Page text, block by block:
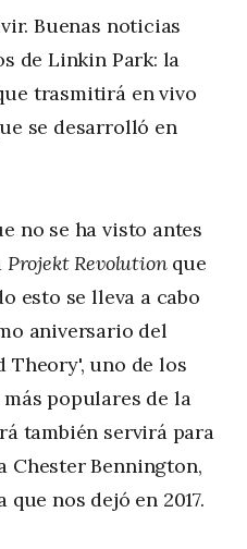
Buenas noticias
de Linkin Park: la
trasmitirá en vivo
se desarrolló en
no se ha visto antes
Projekt Revolutionque
esto se lleva a cabo
aniversario del
Theory', uno de los
populares de la
también servirá para
Chester Bennington,
nos dejó en 2017.